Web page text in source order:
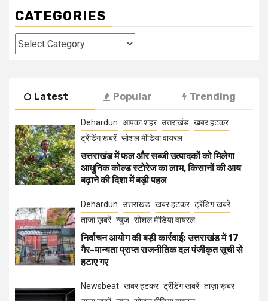
CATEGORIES
Categories
Latest Popular Trending
Dehardun आपका शहर उत्तराखंड खबर हटकर
ट्रेंडिंग खबरें सोशल मीडिया वायरल
उत्तराखंड में फल और सब्जी उत्पादकों को मिलेगा
आधुनिक कोल्ड स्टोरेज का लाभ, किसानों की आय
बढ़ाने की दिशा में बड़ी पहल
Dehardun उत्तराखंड खबर हटकर ट्रेंडिंग खबरें
ताज़ा ख़बरें न्यूज़ सोशल मीडिया वायरल
निर्वाचन आयोग की बड़ी कार्रवाई: उत्तराखंड में 17
गैर-मान्यता प्राप्त राजनीतिक दल पंजीकृत सूची से
हटाए गए
Newsbeat खबर हटकर ट्रेंडिंग खबरें ताज़ा ख़बर